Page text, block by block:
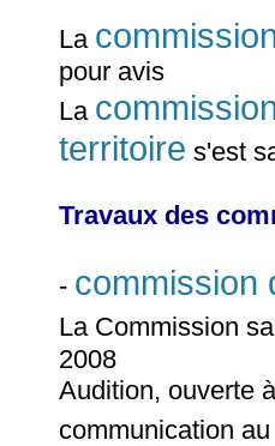
La
pour avis
La
territoire s'est
Travaux des
- commission
La Commission
2008
Audition, ouverte
communication